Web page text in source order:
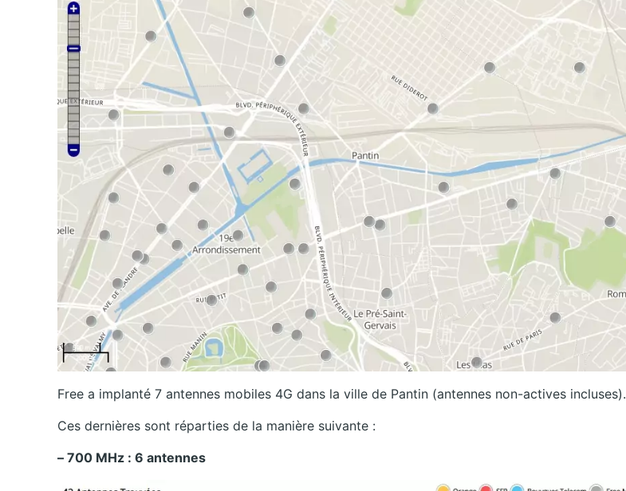
Free a implanté 7 antennes mobiles 4G dans la ville de Pantin (antennes non-actives incluses).
Ces dernières sont réparties de la manière suivante :
– 700 MHz : 6 antennes